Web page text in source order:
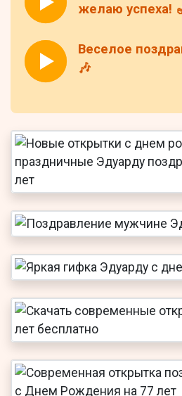
желаю успеха!
Веселое
🎶